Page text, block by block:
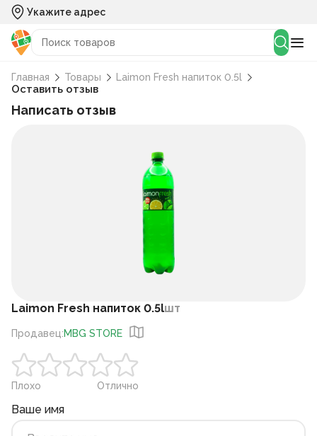
Укажите адрес
Главная Товары Laimon Fresh напиток 0.5l
Оставить отзыв
Написать отзыв
Laimon Fresh напиток 0.5lшт
Продавец:MBG STORE
Плохо Отлично
Ваше имя